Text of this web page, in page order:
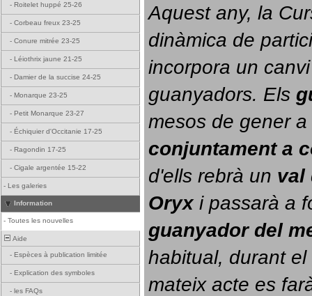
- Roitelet huppé 25-26
- Corbeau freux 23-25
- Conure mitrée 23-25
- Léiothrix jaune 21-25
- Damier de la succise 24-25
- Monarque 23-25
- Petit Monarque 23-27
- Échiquier d'Occitanie 17-25
- Ragondin 17-25
- Cigale argentée 15-22
- Les galeries
Information
- Toutes les nouvelles
Aide
- Espèces à publication limitée
- Explication des symboles
- les FAQs
Aquest any, la
dinàmica de
incorpora un
guanyadors. Els
conjuntament a
d'ells rebrà un val
Oryx i passarà a
guanyador del
habitual, durant el
mateix acte es